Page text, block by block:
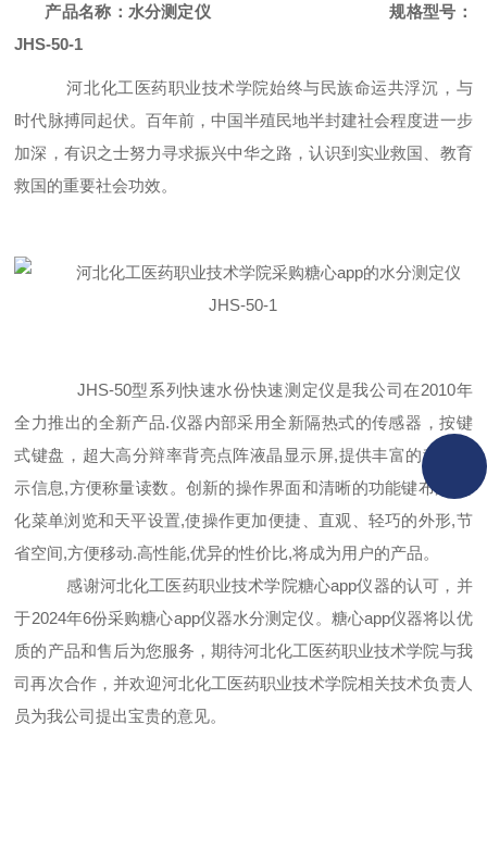
产品名称： 水分测定仪
规格型号：
JHS-50-1
河北化工医药职业技术学院始终与民族命运共浮沉，与
时代脉搏同起伏。百年前，中国半殖民地半封建社会程度进一步
加深，有识之士努力寻求振兴中华之路，认识到实业救国、教育
救国的重要社会功效。
JHS-50型系列快速水份快速测定仪是我公司在2010年
全力推出的全新产品.仪器内部采用全新隔热式的传感器，按键
式键盘，超大高分辩率背亮点阵液晶显示屏,提供丰富的称量显
示信息,方便称量读数。创新的操作界面和清晰的功能键布局,简
化菜单浏览和天平设置,使操作更加便捷、直观、轻巧的外形,节
省空间,方便移动.高性能,优异的性价比,将成为用户的产品。
感谢河北化工医药职业技术学院糖心app仪器的认可，并
于2024年6份采购糖心app仪器水分测定仪 。糖心app仪器将以优
质的产品和售后为您服务，期待河北化工医药职业技术学院与我
司再次合作，并欢迎河北化工医药职业技术学院相关技术负责人
员为我公司提出宝贵的意见。